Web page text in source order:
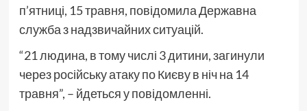
п’ятниці, 15 травня, повідомила Державна
служба з надзвичайних ситуацій.
“21 людина, в тому числі 3 дитини, загинули
через російську атаку по Києву в ніч на 14
травня”, – йдеться у повідомленні.